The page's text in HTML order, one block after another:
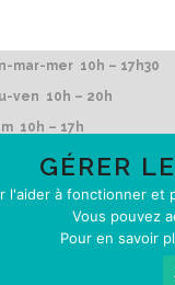
mar-mer 10h – 17h30
ven 10h – 20h
10h – 17h
12h – 16h
Tous droits réservés 2017Le
GÉRER
à fonctionner
Vous pouvez
Pour en savoir